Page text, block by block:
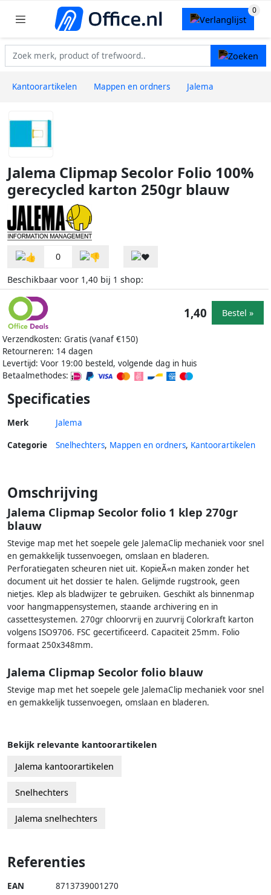
Kantoorartikelen Mappen en ordners Jalema
Jalema Clipmap Secolor Folio 100%
gerecycled karton 250gr blauw
0
Beschikbaar voor 1,40 bij 1 shop:
Verzendkosten: Gratis (vanaf €150)
Retourneren: 14 dagen
Levertijd: Voor 19:00 besteld, volgende dag in huis
Betaalmethodes:
1,40 Bestel »
Specificaties
Merk Jalema
Categorie Snelhechters, Mappen en ordners, Kantoorartikelen
Omschrijving
Jalema Clipmap Secolor folio 1 klep 270gr
blauw
Stevige map met het soepele gele JalemaClip mechaniek voor snel
en gemakkelijk tussenvoegen, omslaan en bladeren.
Perforatiegaten scheuren niet uit. KopieÃ«n maken zonder het
document uit het dossier te halen. Gelijmde rugstrook, geen
nietjes. Klep als bladwijzer te gebruiken. Geschikt als binnenmap
voor hangmappensystemen, staande archivering en in
cassettesystemen. 270gr chloorvrij en zuurvrij Colorkraft karton
volgens ISO9706. FSC gecertificeerd. Capaciteit 25mm. Folio
formaat 250x348mm.
Jalema Clipmap Secolor folio blauw
Stevige map met het soepele gele JalemaClip mechaniek voor snel
en gemakkelijk tussenvoegen, omslaan en bladeren.
Bekijk relevante kantoorartikelen
Jalema kantoorartikelen
Snelhechters
Jalema snelhechters
Referenties
EAN 8713739001270